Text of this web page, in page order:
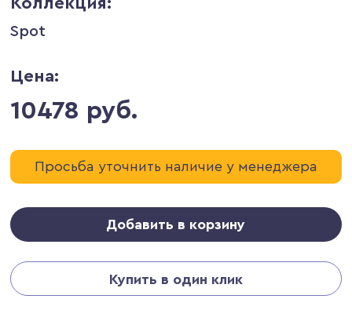
Spot
Цена:
10478 руб.
Просьба уточнить наличие у менеджера
Добавить в корзину
Купить в один клик